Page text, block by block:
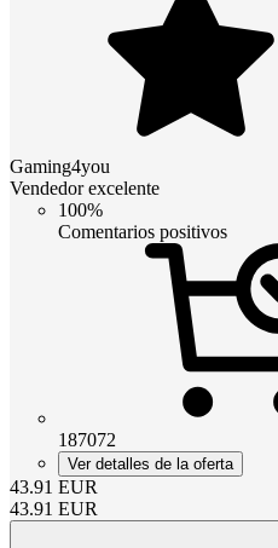
Gaming4you
Vendedor excelente
100%
Comentarios positivos
187072
Ver detalles de la oferta
43.91 EUR
43.91 EUR